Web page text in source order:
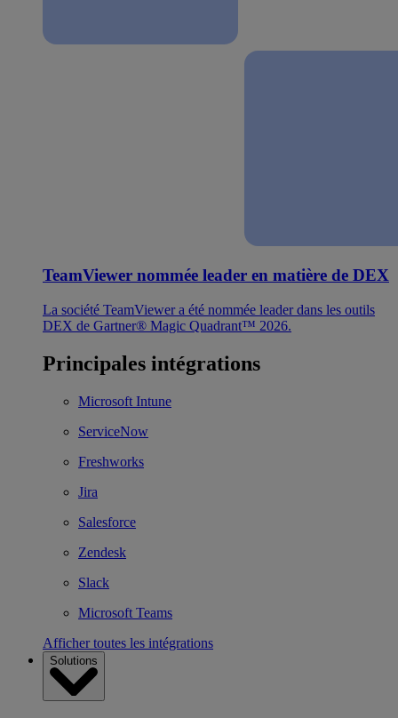
TeamViewer nommée leader en matière de DEX
La société TeamViewer a été nommée leader dans les outils
DEX de Gartner® Magic Quadrant™ 2026.
Principales intégrations
Microsoft Intune
ServiceNow
Freshworks
Jira
Salesforce
Zendesk
Slack
Microsoft Teams
Afficher toutes les intégrations
Solutions